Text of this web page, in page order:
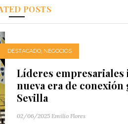
POSTS
DESTACADO, NEGOCIOS
Líderes empresariales
nueva era de conexión
Sevilla
02/06/2025 Emilio Flores